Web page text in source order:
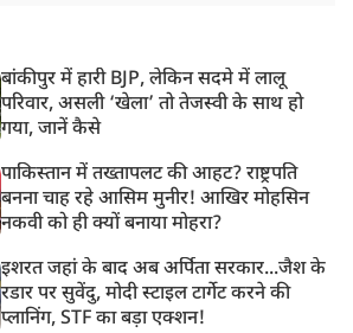
बांकीपुर में हारी BJP, लेकिन सदमे में लालू
परिवार, असली ‘खेला’ तो तेजस्वी के साथ हो
गया, जानें कैसे
पाकिस्तान में तख्तापलट की आहट? राष्ट्रपति
बनना चाह रहे आसिम मुनीर! आखिर मोहसिन
नकवी को ही क्यों बनाया मोहरा?
इशरत जहां के बाद अब अर्पिता सरकार...जैश के
रडार पर सुवेंदु, मोदी स्टाइल टार्गेट करने की
प्लानिंग, STF का बड़ा एक्शन!